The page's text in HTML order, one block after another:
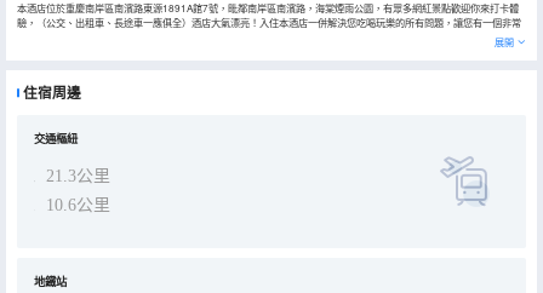
本酒店位於重慶南岸區南濱路東源1891A館7號，毗鄰南岸區南濱路，海棠煙雨公園，有眾多網紅景點歡迎你來打卡體
驗，（公交、出租車、長途車一應俱全）酒店大氣漂亮！入住本酒店一併解決您吃喝玩樂的所有問題，讓您有一個非常
愉快的旅行！ [高速WIFI] 房間配備獨立的WIFI和百兆光纖,讓您在刷抖音, 追劇時不再漫 長着急等待；高清網絡電視,獨立
的電影盒子,暢想百部市面新電影觀看； [酒店硬件]房間都為獨立空調、24小時熱水、吹風機、高品質洗漱套裝和香氛沐
房間大、裝修新，30萬年青商務消費羣體。在這裏無論是獨處、玩聚、還是商務出行都能得到非一般的驚喜與體驗, 酒
展開
住宿周邊
交通樞紐
21.3公里
10.6公里
地鐵站